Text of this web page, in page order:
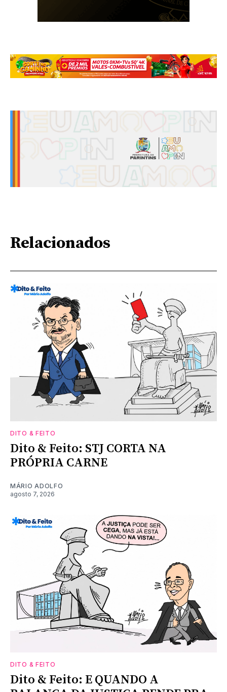
Relacionados
DITO & FEITO
Dito & Feito: STJ CORTA NA
PRÓPRIA CARNE
MÁRIO ADOLFO
agosto 7, 2026
DITO & FEITO
Dito & Feito: E QUANDO A